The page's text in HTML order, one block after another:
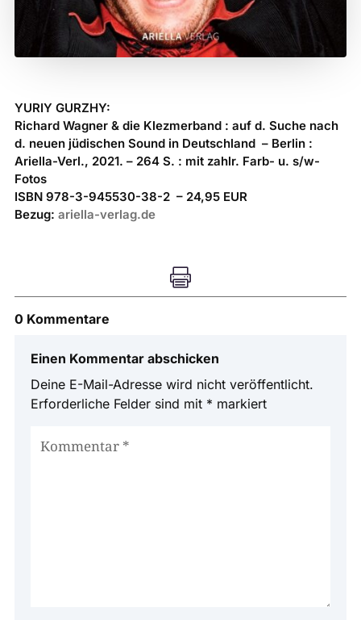
YURIY GURZHY:
Richard Wagner & die Klezmerband : auf d. Suche nach
d. neuen jüdischen Sound in Deutschland – Berlin :
Ariella-Verl., 2021. – 264 S. : mit zahlr. Farb- u. s/w-
Fotos
ISBN 978-3-945530-38-2 – 24,95 EUR
Bezug: ariella-verlag.de

0 Kommentare
Einen Kommentar abschicken
Deine E-Mail-Adresse wird nicht veröffentlicht.
Erforderliche Felder sind mit * markiert